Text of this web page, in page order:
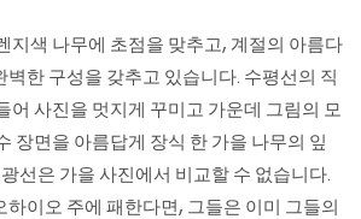
지색 나무에 초점을 맞추고, 계절의 아름다
벽한 구성을 갖추고 있습니다. 수평선의 직
어 사진을 멋지게 꾸미고 가운데 그림의 모
장면을 아름답게 장식 한 가을 나무의 잎
선은 가을 사진에서 비교할 수 없습니다.
하이오 주에 패한다면, 그들은 이미 그들의